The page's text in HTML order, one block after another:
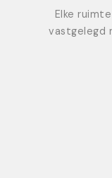
Elke
vastgelegd